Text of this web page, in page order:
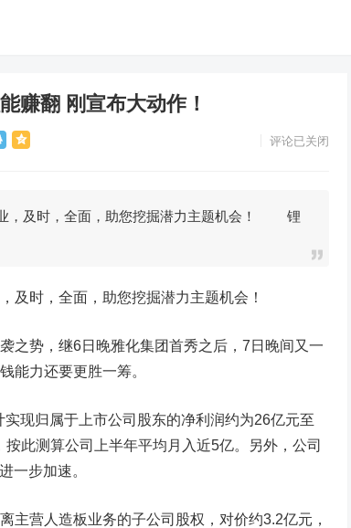
赚翻 刚宣布大动作！
评论已关闭
，及时，全面，助您挖掘潜力主题机会！ 锂
时，全面，助您挖掘潜力主题机会！
之势，继6日晚雅化集团首秀之后，7日晚间又一
能力还要更胜一筹。
归属于上市公司股东的净利润约为26亿元至
此测算公司上半年平均月入近5亿。另外，公司
一步加速。
营人造板业务的子公司股权，对价约3.2亿元，